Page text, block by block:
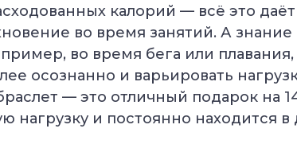
калорий — всё это
во время занятий. А знание
во время бега или плавания,
осознанно и варьировать
— это отличный подарок на
нагрузку и постоянно находится